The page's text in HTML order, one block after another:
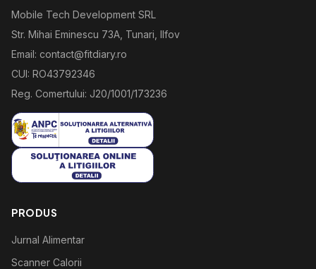
Mobile Tech Development SRL
Str. Mihai Eminescu 73A, Tunari, Ilfov
Email: contact@fitdiary.ro
CUI: RO43792346
Reg. Comertului: J20/1001/173236
PRODUS
Jurnal Alimentar
Scanner Calorii